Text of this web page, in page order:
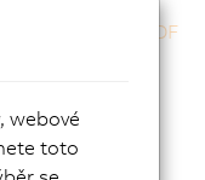
Download PDF
webové
toto